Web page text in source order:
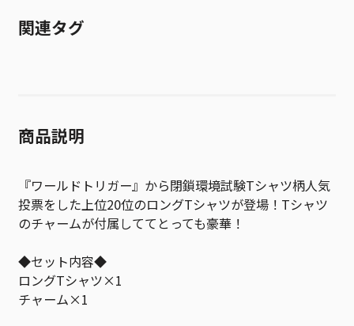
関連タグ
商品説明
『ワールドトリガー』から閉鎖環境試験Tシャツ柄人気
投票をした上位20位のロングTシャツが登場！Tシャツ
のチャームが付属しててとっても豪華！
◆セット内容◆
ロングTシャツ×1
チャーム×1